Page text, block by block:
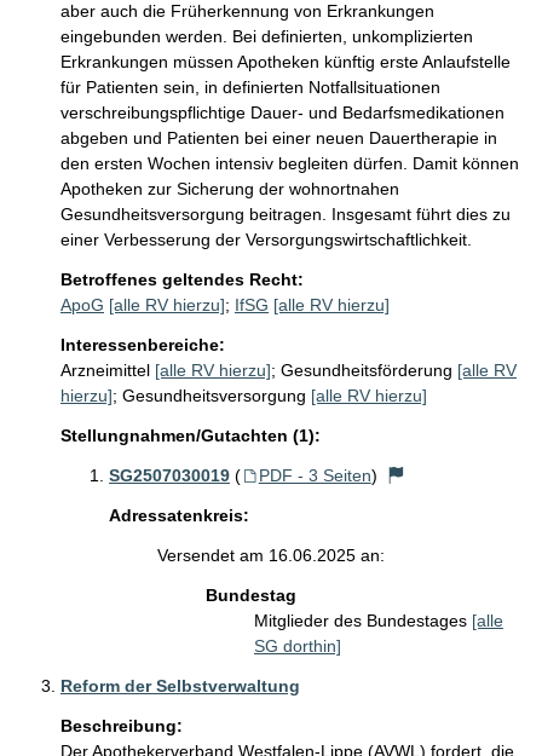
aber auch die Früherkennung von Erkrankungen
eingebunden werden. Bei definierten, unkomplizierten
Erkrankungen müssen Apotheken künftig erste Anlaufstelle
für Patienten sein, in definierten Notfallsituationen
verschreibungspflichtige Dauer- und Bedarfsmedikationen
abgeben und Patienten bei einer neuen Dauertherapie in
den ersten Wochen intensiv begleiten dürfen. Damit können
Apotheken zur Sicherung der wohnortnahen
Gesundheitsversorgung beitragen. Insgesamt führt dies zu
einer Verbesserung der Versorgungswirtschaftlichkeit.
Betroffenes geltendes Recht:
ApoG [alle RV hierzu]; IfSG [alle RV hierzu]
Interessenbereiche:
Arzneimittel [alle RV hierzu]; Gesundheitsförderung [alle RV
hierzu]; Gesundheitsversorgung [alle RV hierzu]
Stellungnahmen/Gutachten (1):
SG2507030019 ( PDF - 3 Seiten)
Adressatenkreis:
Versendet am 16.06.2025 an:
Bundestag
Mitglieder des Bundestages [alle
SG dorthin]
Reform der Selbstverwaltung
Beschreibung:
Der Apothekerverband Westfalen-Lippe (AVWL) fordert, die